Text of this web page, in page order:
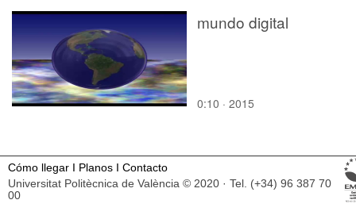
mundo digital
0:10 · 2015
Cómo llegar I Planos I Contacto
Universitat Politècnica de València © 2020 · Tel. (+34) 96 387 70
00